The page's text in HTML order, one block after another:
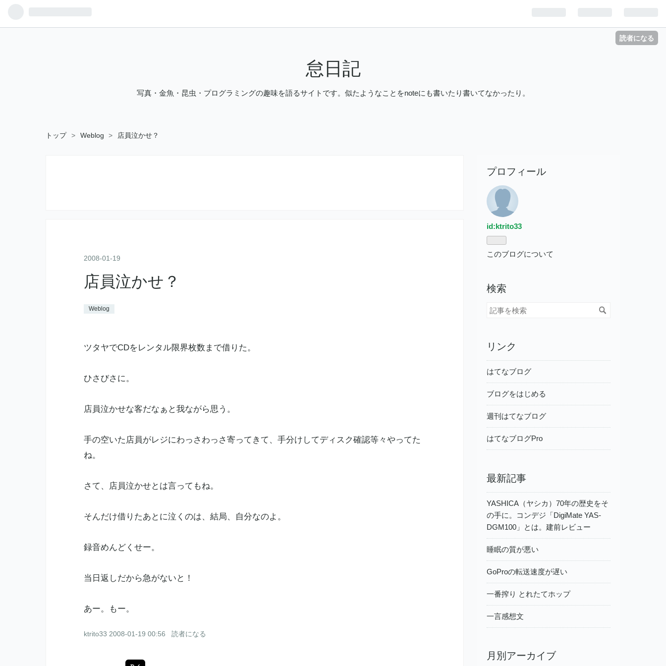
読者になる
怠日記
写真・金魚・昆虫・プログラミングの趣味を語るサイトです。似たようなことをnoteにも書いたり書いてなかったり。
トップ > Weblog > 店員泣かせ？
2008-01-19
店員泣かせ？
Weblog
ツタヤでCDをレンタル限界枚数まで借りた。
ひさびさに。
店員泣かせな客だなぁと我ながら思う。
手の空いた店員がレジにわっさわっさ寄ってきて、手分けしてディスク確認等々やってた
ね。
さて、店員泣かせとは言ってもね。
そんだけ借りたあとに泣くのは、結局、自分なのよ。
録音めんどくせー。
当日返しだから急がないと！
あー。もー。
ktrito33 2008-01-19 00:56 読者になる
プロフィール
id:ktrito33
このブログについて
検索
リンク
はてなブログ
ブログをはじめる
週刊はてなブログ
はてなブログPro
最新記事
YASHICA（ヤシカ）70年の歴史をそ
の手に。コンデジ「DigiMate YAS-
DGM100」とは。建前レビュー
睡眠の質が悪い
GoProの転送速度が遅い
一番搾り とれたてホップ
一言感想文
月別アーカイブ